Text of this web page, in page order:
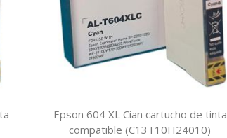
Epson 604 XL Cian cartucho de tinta
compatible (C13T10H24010)